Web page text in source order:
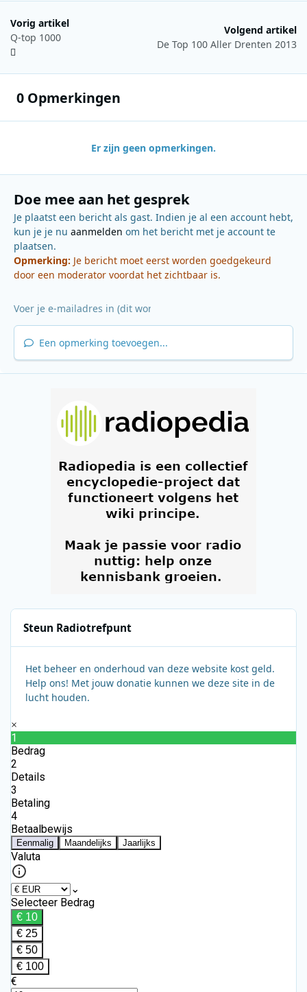
Vorig artikel
Q-top 1000
Volgend artikel
De Top 100 Aller Drenten 2013
0 Opmerkingen
Er zijn geen opmerkingen.
Doe mee aan het gesprek
Je plaatst een bericht als gast. Indien je al een account hebt,
kun je je nu aanmelden om het bericht met je account te
plaatsen.
Opmerking: Je bericht moet eerst worden goedgekeurd
door een moderator voordat het zichtbaar is.
Een opmerking toevoegen...
Steun Radiotrefpunt
Het beheer en onderhoud van deze website kost geld.
Help ons! Met jouw donatie kunnen we deze site in de
lucht houden.